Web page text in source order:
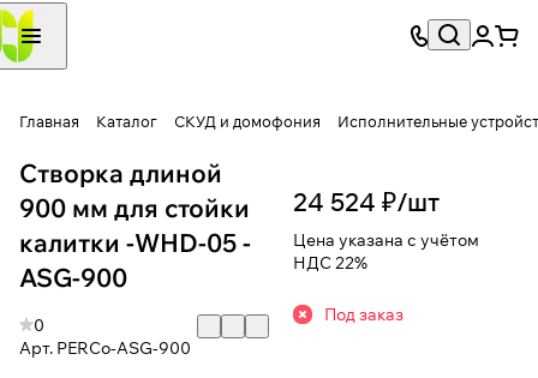
Главная Каталог СКУД и домофония Исполнительные
Створка длиной
900 мм для стойки
калитки -WHD-05 -
ASG-900
0
Арт. PERCo-ASG-900
24 524 ₽/шт
Цена указана с учётом
НДС 22%
Под заказ